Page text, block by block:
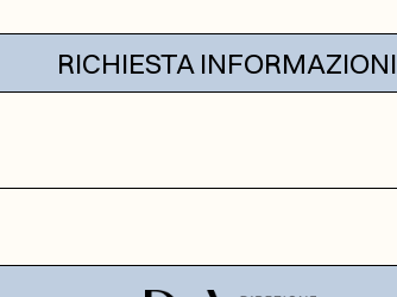
RICHIESTA INFORMAZIONI